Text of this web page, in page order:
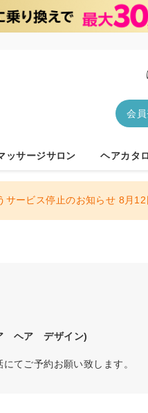
会
ッサージサロン ヘアカタ
サービス停止のお知らせ 8月
ヘア デザイン)
てご予約お願い致します。